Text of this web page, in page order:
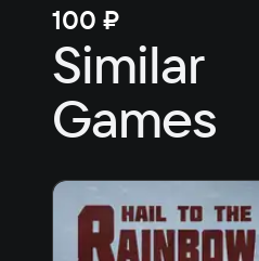
100 ₽
Similar
Games